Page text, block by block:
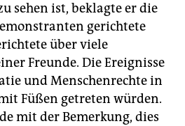
sehen ist, beklagte er die
gerichtete
über viele
Freunde. Die Ereignisse
und Menschenrechte in
Füßen getreten würden.
mit der Bemerkung, dies